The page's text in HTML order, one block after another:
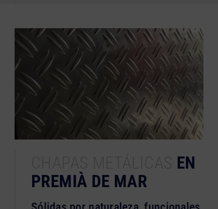
NOSOTROS
CONTACTO
EN
PREMIÀ DE MAR